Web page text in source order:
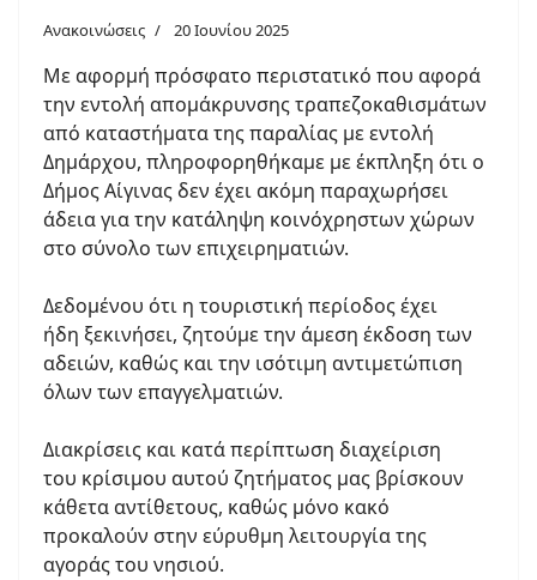
Ανακοινώσεις 20 Ιουνίου 2025
Με αφορμή πρόσφατο περιστατικό που αφορά
την εντολή απομάκρυνσης τραπεζοκαθισμάτων
από καταστήματα της παραλίας με εντολή
Δημάρχου, πληροφορηθήκαμε με έκπληξη ότι ο
Δήμος Αίγινας δεν έχει ακόμη παραχωρήσει
άδεια για την κατάληψη κοινόχρηστων χώρων
στο σύνολο των επιχειρηματιών.
Δεδομένου ότι η τουριστική περίοδος έχει
ήδη ξεκινήσει, ζητούμε την άμεση έκδοση των
αδειών, καθώς και την ισότιμη αντιμετώπιση
όλων των επαγγελματιών.
Διακρίσεις και κατά περίπτωση διαχείριση
του κρίσιμου αυτού ζητήματος μας βρίσκουν
κάθετα αντίθετους, καθώς μόνο κακό
προκαλούν στην εύρυθμη λειτουργία της
αγοράς του νησιού.